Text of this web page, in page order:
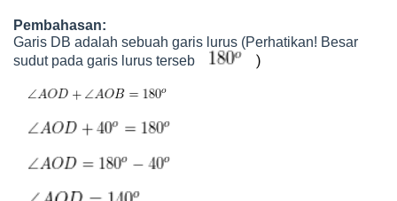
Pembahasan:
Garis DB adalah sebuah garis lurus (Perhatikan! Besar
sudut pada garis lurus terseb
)